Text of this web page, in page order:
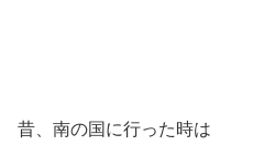
昔、南の国に行った時は